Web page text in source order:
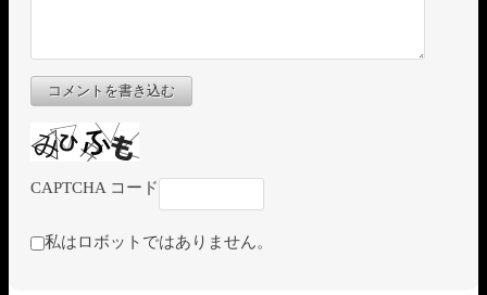
コメントを書き込む
CAPTCHA コード
私はロボットではありません。